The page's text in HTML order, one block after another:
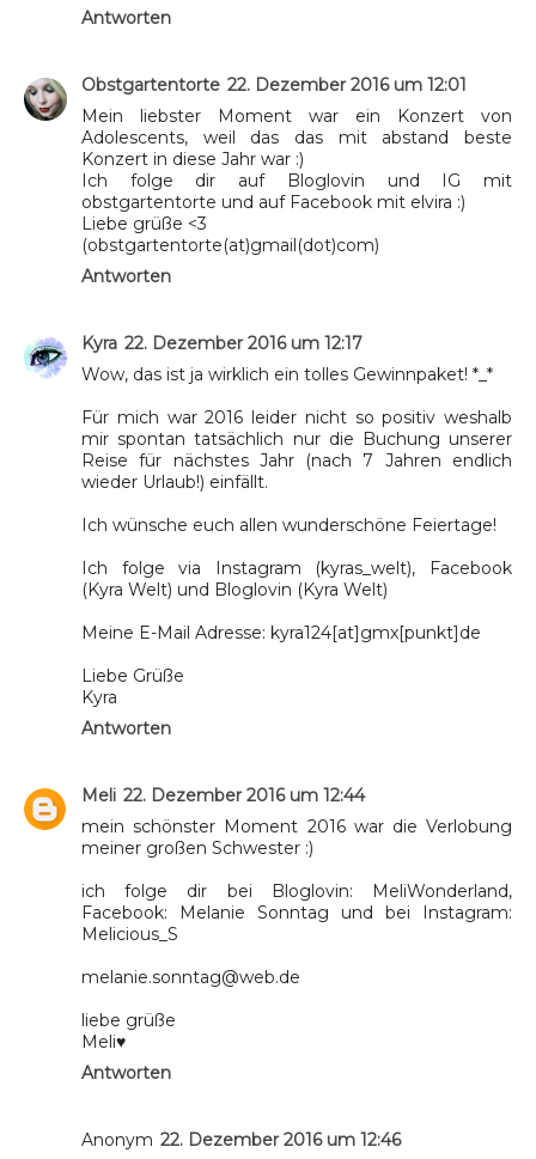
Antworten
Obstgartentorte 22. Dezember 2016 um 12:01
Mein liebster Moment war ein Konzert von
Adolescents, weil das das mit abstand beste
Konzert in diese Jahr war :)
Ich folge dir auf Bloglovin und IG mit
obstgartentorte und auf Facebook mit elvira :)
Liebe grüße <3
(obstgartentorte(at)gmail(dot)com)
Antworten
Kyra 22. Dezember 2016 um 12:17
Wow, das ist ja wirklich ein tolles Gewinnpaket! *_*
Für mich war 2016 leider nicht so positiv weshalb
mir spontan tatsächlich nur die Buchung unserer
Reise für nächstes Jahr (nach 7 Jahren endlich
wieder Urlaub!) einfällt.
Ich wünsche euch allen wunderschöne Feiertage!
Ich folge via Instagram (kyras_welt), Facebook
(Kyra Welt) und Bloglovin (Kyra Welt)
Meine E-Mail Adresse: kyra124[at]gmx[punkt]de
Liebe Grüße
Kyra
Antworten
Meli 22. Dezember 2016 um 12:44
mein schönster Moment 2016 war die Verlobung
meiner großen Schwester :)
ich folge dir bei Bloglovin: MeliWonderland,
Facebook: Melanie Sonntag und bei Instagram:
Melicious_S
melanie.sonntag@web.de
liebe grüße
Meli♥
Antworten
Anonym 22. Dezember 2016 um 12:46